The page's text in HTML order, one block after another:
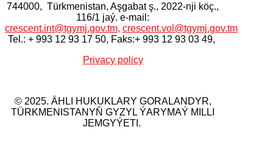
744000, Тürkmenistan, Aşgabat ş., 2022-nji köç.,
116/1 jaý. e-mail:
crescent.int@tgymj.gov.tm, crescent.vol@tgymj.gov.tm
Tel.: + 993 12 93 17 50, Faks:+ 993 12 93 03 49,
Privacy policy
© 2025. ÄHLI HUKUKLARY GORALANDYR,
TÜRKMENISTANYŇ GYZYL ÝARYMAÝ MILLI
JEMGYÝETI.